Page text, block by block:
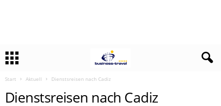
Start Aktuell Dienstsreisen nach Cadiz
Dienstsreisen nach Cadiz